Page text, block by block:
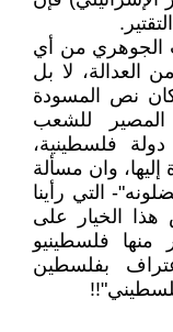
الجوهري من أي
العدالة، لا بل
نص المسودة
للشعب
فلسطينية،
وان مسألة
التي رأينا
الخيار على
48 التي هُجّر منها فلسطينيو
بفلسطين